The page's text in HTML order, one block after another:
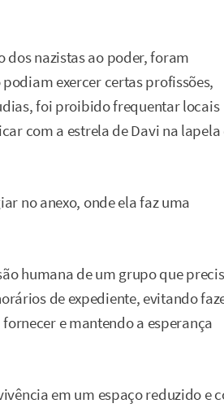
dos nazistas ao poder, foram
exercer certas profissões,
foi proibido frequentar locais
com a estrela de Davi na lapela
no anexo, onde ela faz uma
humana de um grupo que
de expediente, evitando
e mantendo a esperança
em um espaço reduzido e